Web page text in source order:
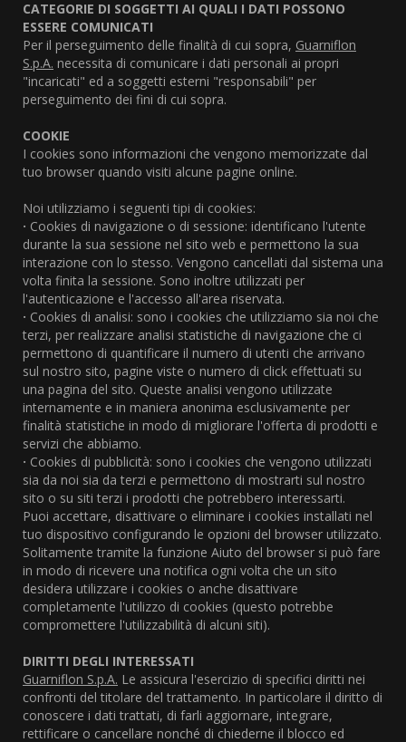
CATEGORIE DI SOGGETTI AI QUALI I DATI POSSONO
ESSERE COMUNICATI
Per il perseguimento delle finalità di cui sopra, Guarniflon
S.p.A. necessita di comunicare i dati personali ai propri
"incaricati" ed a soggetti esterni "responsabili" per
perseguimento dei fini di cui sopra.
COOKIE
I cookies sono informazioni che vengono memorizzate dal
tuo browser quando visiti alcune pagine online.
Noi utilizziamo i seguenti tipi di cookies:
· Cookies di navigazione o di sessione: identificano l'utente
durante la sua sessione nel sito web e permettono la sua
interazione con lo stesso. Vengono cancellati dal sistema una
volta finita la sessione. Sono inoltre utilizzati per
l'autenticazione e l'accesso all'area riservata.
· Cookies di analisi: sono i cookies che utilizziamo sia noi che
terzi, per realizzare analisi statistiche di navigazione che ci
permettono di quantificare il numero di utenti che arrivano
sul nostro sito, pagine viste o numero di click effettuati su
una pagina del sito. Queste analisi vengono utilizzate
internamente e in maniera anonima esclusivamente per
finalità statistiche in modo di migliorare l'offerta di prodotti e
servizi che abbiamo.
· Cookies di pubblicità: sono i cookies che vengono utilizzati
sia da noi sia da terzi e permettono di mostrarti sul nostro
sito o su siti terzi i prodotti che potrebbero interessarti.
Puoi accettare, disattivare o eliminare i cookies installati nel
tuo dispositivo configurando le opzioni del browser utilizzato.
Solitamente tramite la funzione Aiuto del browser si può fare
in modo di ricevere una notifica ogni volta che un sito
desidera utilizzare i cookies o anche disattivare
completamente l'utilizzo di cookies (questo potrebbe
compromettere l'utilizzabilità di alcuni siti).
DIRITTI DEGLI INTERESSATI
Guarniflon S.p.A. Le assicura l'esercizio di specifici diritti nei
confronti del titolare del trattamento. In particolare il diritto di
conoscere i dati trattati, di farli aggiornare, integrare,
rettificare o cancellare nonché di chiederne il blocco ed